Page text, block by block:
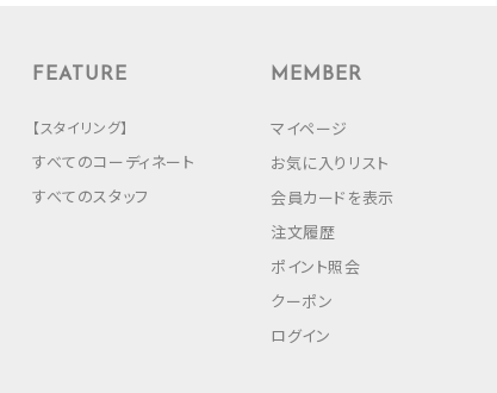
FEATURE
【スタイリング】
すべてのコーディネート
すべてのスタッフ
MEMBER
マイページ
お気に入りリスト
会員カードを表示
注文履歴
ポイント照会
クーポン
ログイン